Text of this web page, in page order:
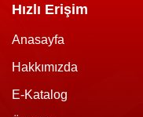
Hızlı Erişim
Anasayfa
Hakkımızda
E-Katalog